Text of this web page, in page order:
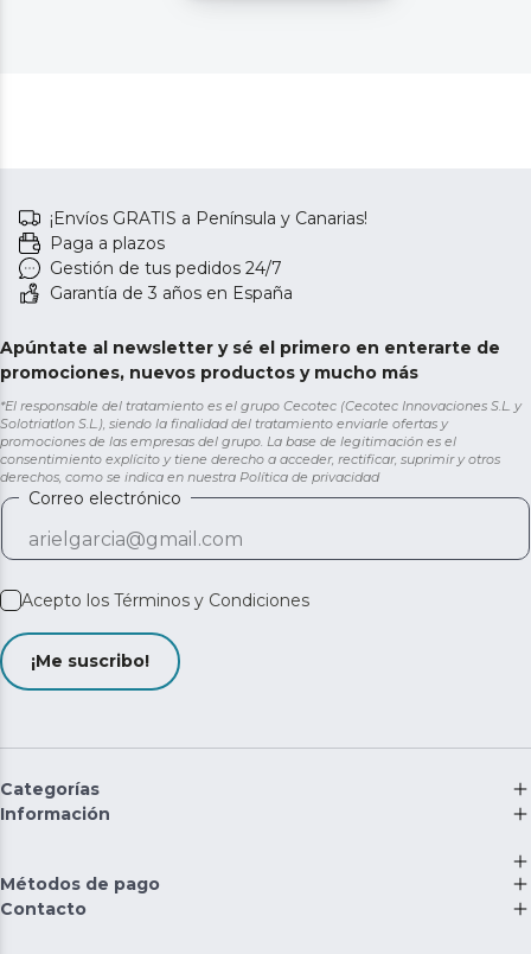
¡Envíos GRATIS a Península y Canarias!
Paga a plazos
Gestión de tus pedidos 24/7
Garantía de 3 años en España
Apúntate al newsletter y sé el primero en enterarte de
promociones, nuevos productos y mucho más
*El responsable del tratamiento es el grupo Cecotec (Cecotec Innovaciones S.L. y
Solotriatlon S.L.), siendo la finalidad del tratamiento enviarle ofertas y
promociones de las empresas del grupo. La base de legitimación es el
consentimiento explícito y tiene derecho a acceder, rectificar, suprimir y otros
derechos, como se indica en nuestra Política de privacidad
Correo electrónico
Acepto los Términos y Condiciones
¡Me suscribo!
Categorías
Información
Métodos de pago
Contacto